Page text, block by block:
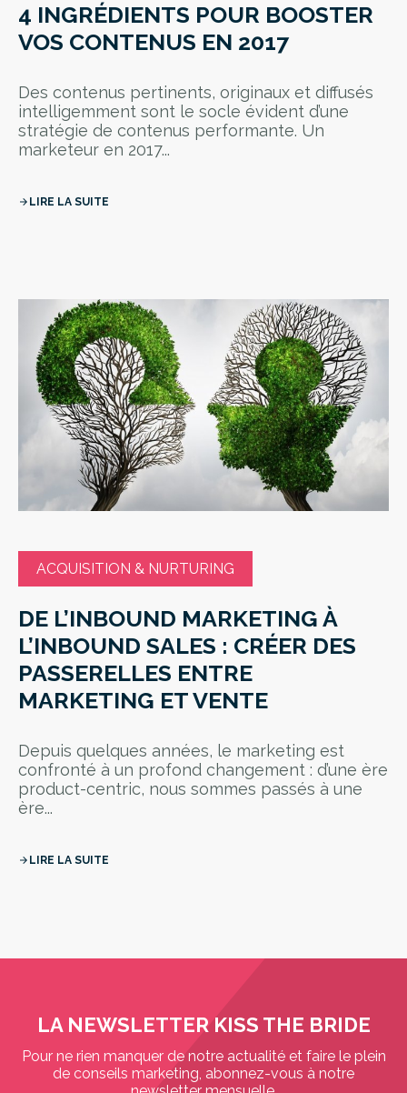
4 INGRÉDIENTS POUR BOOSTER
VOS CONTENUS EN 2017
Des contenus pertinents, originaux et diffusés
intelligemment sont le socle évident d’une
stratégie de contenus performante. Un
marketeur en 2017...
arrow_forward LIRE LA SUITE
ACQUISITION & NURTURING
DE L’INBOUND MARKETING À
L’INBOUND SALES : CRÉER DES
PASSERELLES ENTRE
MARKETING ET VENTE
Depuis quelques années, le marketing est
confronté à un profond changement : d’une ère
product-centric, nous sommes passés à une
ère...
arrow_forward LIRE LA SUITE
LA NEWSLETTER KISS THE BRIDE
Pour ne rien manquer de notre actualité et faire le plein
de conseils marketing, abonnez-vous à notre